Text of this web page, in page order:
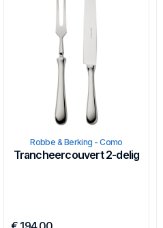
Robbe & Berking - Como
Trancheercouvert 2-delig